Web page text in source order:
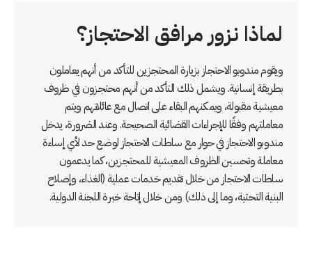
لماذا نزور مرافق الاحتجاز؟
ويقوم مندوبو الاحتجاز بزيارة المحتجزين للتأكد من أنهم يعاملون
بطريقة إنسانية. ويشمل ذلك التأكد من أنهم محتجزون في ظروف
معيشية مقبولة، ويمكنهم البقاء على اتصال مع عائلاتهم ويتم
معاملتهم وفقًا للإجراءات القضائية الصحيحة. وعند الضرورة، يدخل
مندوبو الاحتجاز في حوار مع سلطات الاحتجاز لوضع حد لأي إساءة
معاملة وتحسين الظروف المعيشية للمحتجزين، كما يدعمون
سلطات الاحتجاز من خلال تقديم خدمات عملية (الغذاء، وإصلاح
البنية التحتية، وما إلى ذلك) ومن خلال إتاحة خبرة اللجنة الدولية.